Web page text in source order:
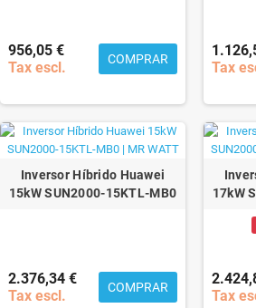
956,05 €
Tax escl.
COMPRAR
Tax
Inversor Híbrido Huawei
15kW SUN2000-15KTL-MB0
2.376,34 €
Tax escl.
COMPRAR
17kW
Tax